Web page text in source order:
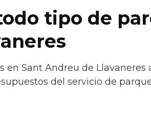
tipo de
Sant Andreu de Llavaneres
del servicio de